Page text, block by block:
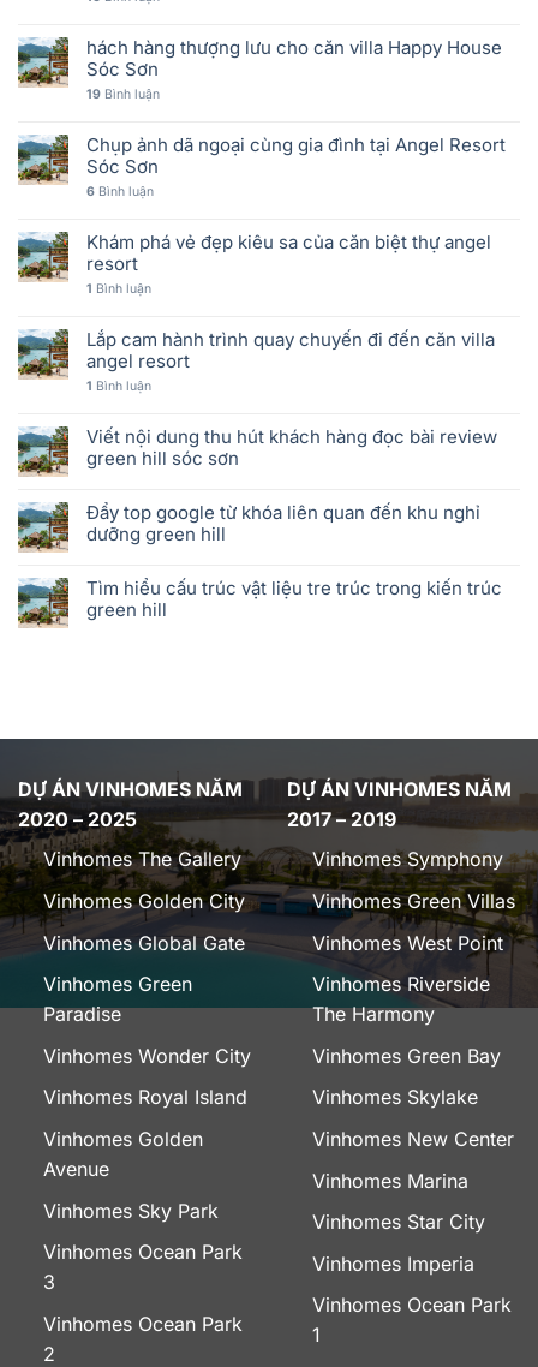
hách hàng thượng lưu cho căn villa Happy House
Sóc Sơn
19 Bình luận
Chụp ảnh dã ngoại cùng gia đình tại Angel Resort
Sóc Sơn
6 Bình luận
Khám phá vẻ đẹp kiêu sa của căn biệt thự angel
resort
1 Bình luận
Lắp cam hành trình quay chuyến đi đến căn villa
angel resort
1 Bình luận
Viết nội dung thu hút khách hàng đọc bài review
green hill sóc sơn
Đẩy top google từ khóa liên quan đến khu nghỉ
dưỡng green hill
Tìm hiểu cấu trúc vật liệu tre trúc trong kiến trúc
green hill
DỰ ÁN VINHOMES NĂM
2020 – 2025
Vinhomes The Gallery
Vinhomes Golden City
Vinhomes Global Gate
Vinhomes Green
Paradise
Vinhomes Wonder City
Vinhomes Royal Island
Vinhomes Golden
Avenue
Vinhomes Sky Park
Vinhomes Ocean Park
3
Vinhomes Ocean Park
2
DỰ ÁN VINHOMES NĂM
2017 – 2019
Vinhomes Symphony
Vinhomes Green Villas
Vinhomes West Point
Vinhomes Riverside
The Harmony
Vinhomes Green Bay
Vinhomes Skylake
Vinhomes New Center
Vinhomes Marina
Vinhomes Star City
Vinhomes Imperia
Vinhomes Ocean Park
1